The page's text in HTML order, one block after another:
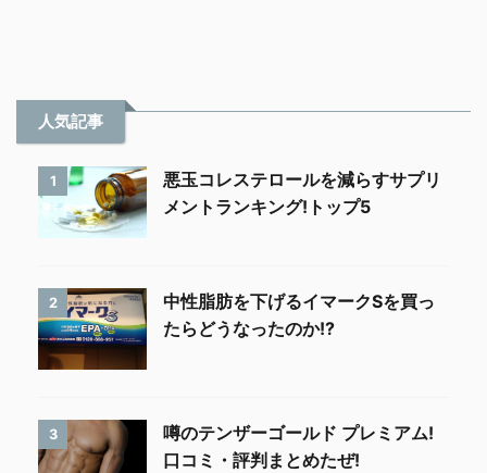
人気記事
1
悪玉コレステロールを減らすサプリ
メントランキング!トップ5
2
中性脂肪を下げるイマークSを買っ
たらどうなったのか!?
3
噂のテンザーゴールド プレミアム!
口コミ・評判まとめたぜ!